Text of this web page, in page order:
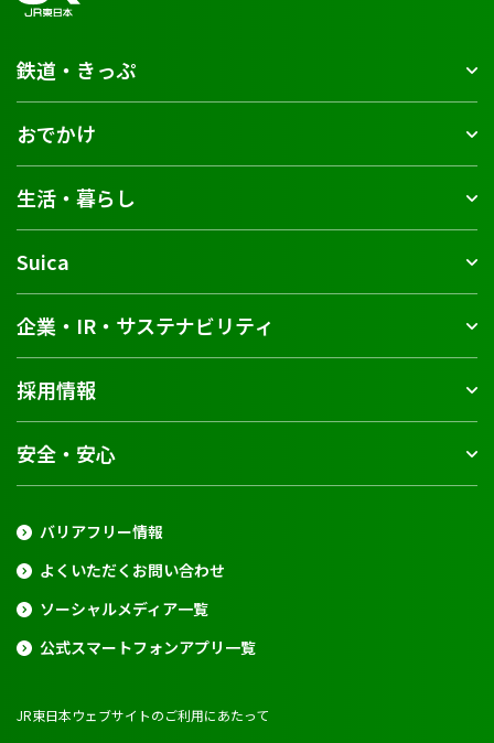
鉄道・きっぷ
おでかけ
生活・暮らし
Suica
企業・IR・サステナビリティ
採用情報
安全・安心
バリアフリー情報
よくいただくお問い合わせ
ソーシャルメディア一覧
公式スマートフォンアプリ一覧
JR東日本ウェブサイトのご利用にあたって